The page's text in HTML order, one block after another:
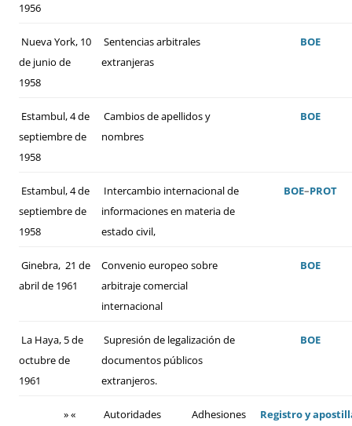
1956
Nueva York, 10
de junio de
1958
Sentencias arbitrales
extranjeras
BOE
Estambul, 4 de
septiembre de
1958
Cambios de apellidos y
nombres
BOE
Estambul, 4 de
septiembre de
1958
Intercambio internacional de
informaciones en materia de
estado civil,
BOE–PROT
Ginebra, 21 de
abril de 1961
Convenio europeo sobre
arbitraje comercial
internacional
BOE
La Haya, 5 de
octubre de
1961
Supresión de legalización de
documentos públicos
extranjeros.
BOE
» « Autoridades Adhesiones Registro y